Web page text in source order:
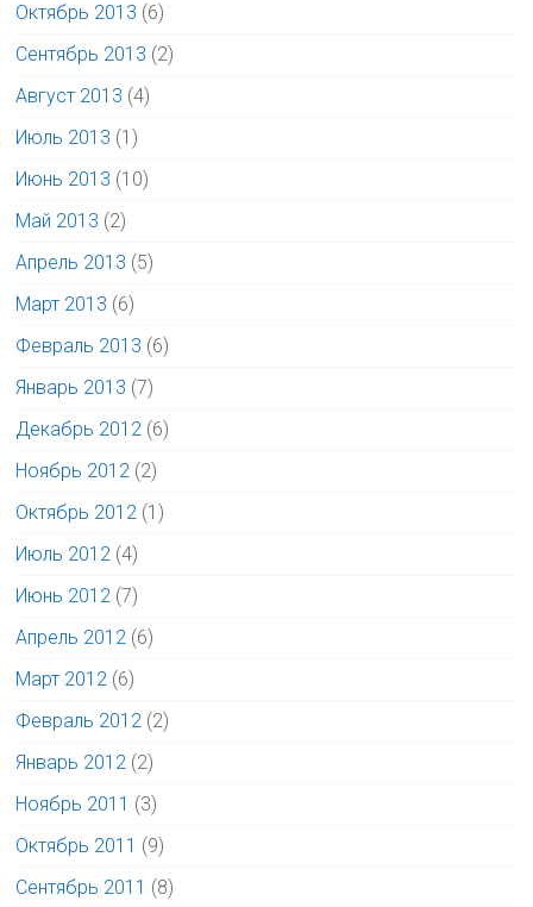
Октябрь 2013 (6)
Сентябрь 2013 (2)
Август 2013 (4)
Июль 2013 (1)
Июнь 2013 (10)
Май 2013 (2)
Апрель 2013 (5)
Март 2013 (6)
Февраль 2013 (6)
Январь 2013 (7)
Декабрь 2012 (6)
Ноябрь 2012 (2)
Октябрь 2012 (1)
Июль 2012 (4)
Июнь 2012 (7)
Апрель 2012 (6)
Март 2012 (6)
Февраль 2012 (2)
Январь 2012 (2)
Ноябрь 2011 (3)
Октябрь 2011 (9)
Сентябрь 2011 (8)